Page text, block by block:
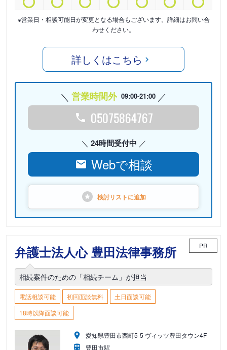
※営業日・相談可能日が変更となる場合もございます。詳細はお問い合
わせください。
詳しくはこちら
営業時間外 09:00-21:00
05075864767
24時間受付中
Webで相談
検討リストに追加
弁護士法人心 豊田法律事務所 PR
相続案件のための「相続チーム」が担当
電話相談可能 初回面談無料
土日面談可能
18時以降面談可能
愛知県豊田市西町5-5 ヴィッツ豊田タウン4F
豊田市駅